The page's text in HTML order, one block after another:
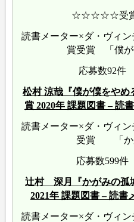
☆☆☆☆☆受
読書メーター×ダ・ヴィ
賞受賞 「僕が
応募数92件
松村 涼哉『僕が僕をやめ
賞 2020年 課題図書 – 読
読書メーター×ダ・ヴィ
受賞 「か
応募数599
辻村 深月『かがみの孤
2021年 課題図書 – 読書
読書メーター×ダ・ヴィ